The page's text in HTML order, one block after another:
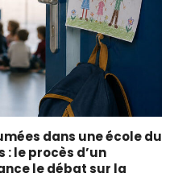
dans une école du
: le procès d’un
le débat sur la